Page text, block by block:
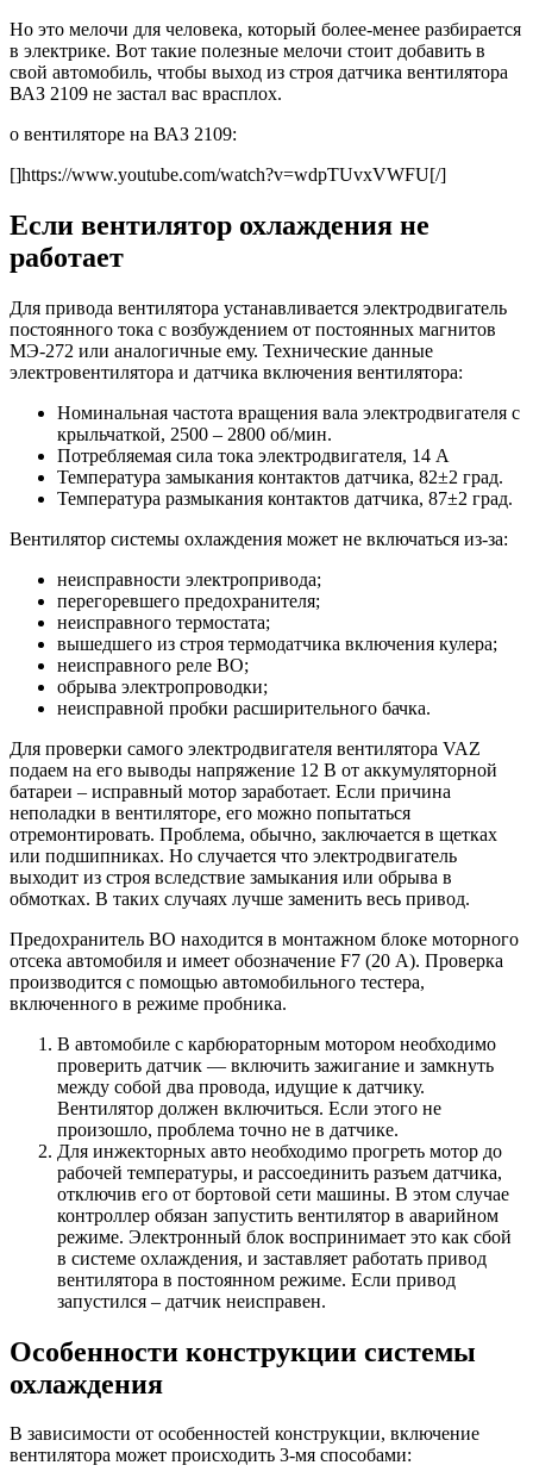
Но это мелочи для человека, который более-менее разбирается
в электрике. Вот такие полезные мелочи стоит добавить в
свой автомобиль, чтобы выход из строя датчика вентилятора
ВАЗ 2109 не застал вас врасплох.
о вентиляторе на ВАЗ 2109:
[]https://www.youtube.com/watch?v=wdpTUvxVWFU[/]
Если вентилятор охлаждения не
работает
Для привода вентилятора устанавливается электродвигатель
постоянного тока с возбуждением от постоянных магнитов
МЭ-272 или аналогичные ему. Технические данные
электровентилятора и датчика включения вентилятора:
Номинальная частота вращения вала электродвигателя с
крыльчаткой, 2500 – 2800 об/мин.
Потребляемая сила тока электродвигателя, 14 А
Температура замыкания контактов датчика, 82±2 град.
Температура размыкания контактов датчика, 87±2 град.
Вентилятор системы охлаждения может не включаться из-за:
неисправности электропривода;
перегоревшего предохранителя;
неисправного термостата;
вышедшего из строя термодатчика включения кулера;
неисправного реле ВО;
обрыва электропроводки;
неисправной пробки расширительного бачка.
Для проверки самого электродвигателя вентилятора VAZ
подаем на его выводы напряжение 12 В от аккумуляторной
батареи – исправный мотор заработает. Если причина
неполадки в вентиляторе, его можно попытаться
отремонтировать. Проблема, обычно, заключается в щетках
или подшипниках. Но случается что электродвигатель
выходит из строя вследствие замыкания или обрыва в
обмотках. В таких случаях лучше заменить весь привод.
Предохранитель ВО находится в монтажном блоке моторного
отсека автомобиля и имеет обозначение F7 (20 А). Проверка
производится с помощью автомобильного тестера,
включенного в режиме пробника.
В автомобиле с карбюраторным мотором необходимо
проверить датчик — включить зажигание и замкнуть
между собой два провода, идущие к датчику.
Вентилятор должен включиться. Если этого не
произошло, проблема точно не в датчике.
Для инжекторных авто необходимо прогреть мотор до
рабочей температуры, и рассоединить разъем датчика,
отключив его от бортовой сети машины. В этом случае
контроллер обязан запустить вентилятор в аварийном
режиме. Электронный блок воспринимает это как сбой
в системе охлаждения, и заставляет работать привод
вентилятора в постоянном режиме. Если привод
запустился – датчик неисправен.
Особенности конструкции системы
охлаждения
В зависимости от особенностей конструкции, включение
вентилятора может происходить 3-мя способами: